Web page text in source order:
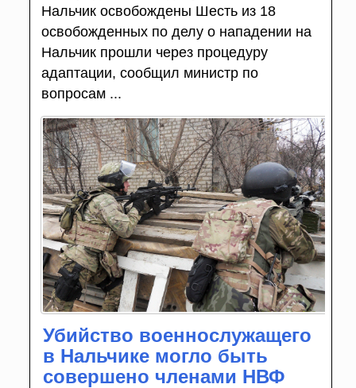
Нальчик освобождены Шесть из 18
освобожденных по делу о нападении на
Нальчик прошли через процедуру
адаптации, сообщил министр по
вопросам ...
Убийство военнослужащего
в Нальчике могло быть
совершено членами НВФ